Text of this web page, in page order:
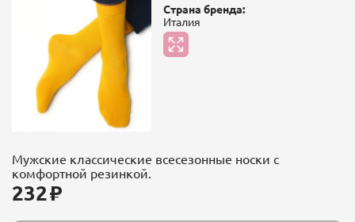
Страна бренда:
Италия
Мужские классические всесезонные носки с
комфортной резинкой.
232